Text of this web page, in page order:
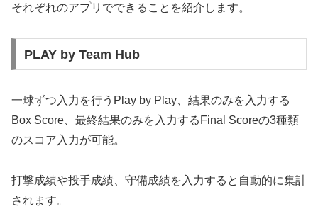
それぞれのアプリでできることを紹介します。
PLAY by Team Hub
一球ずつ入力を行うPlay by Play、結果のみを入力する
Box Score、最終結果のみを入力するFinal Scoreの3種類
のスコア入力が可能。
打撃成績や投手成績、守備成績を入力すると自動的に集計
されます。